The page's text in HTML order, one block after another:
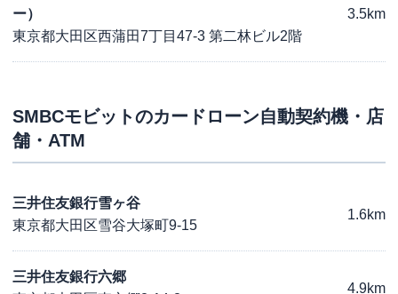
ー）
東京都大田区西蒲田7丁目47-3 第二林ビル2階
3.5km
SMBCモビットのカードローン自動契約機・店
舗・ATM
三井住友銀行雪ヶ谷
東京都大田区雪谷大塚町9-15
1.6km
三井住友銀行六郷
4.9km